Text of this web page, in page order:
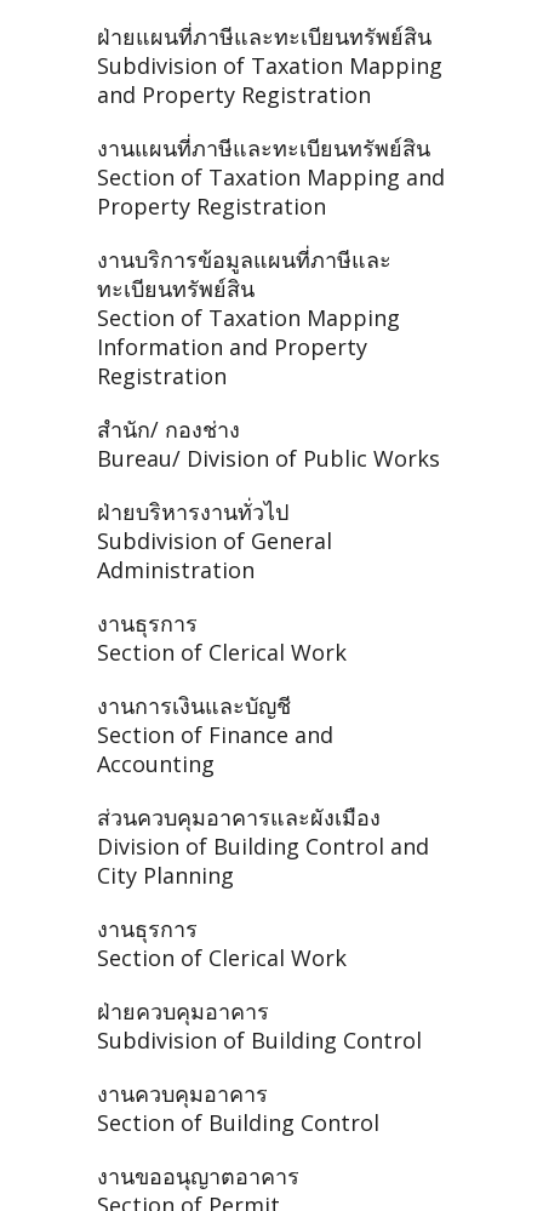
ฝ่ายแผนที่ภาษีและทะเบียนทรัพย์สิน
Subdivision of Taxation Mapping
and Property Registration
งานแผนที่ภาษีและทะเบียนทรัพย์สิน
Section of Taxation Mapping and
Property Registration
งานบริการข้อมูลแผนที่ภาษีและ
ทะเบียนทรัพย์สิน
Section of Taxation Mapping
Information and Property
Registration
สำนัก/ กองช่าง
Bureau/ Division of Public Works
ฝ่ายบริหารงานทั่วไป
Subdivision of General
Administration
งานธุรการ
Section of Clerical Work
งานการเงินและบัญชี
Section of Finance and
Accounting
ส่วนควบคุมอาคารและผังเมือง
Division of Building Control and
City Planning
งานธุรการ
Section of Clerical Work
ฝ่ายควบคุมอาคาร
Subdivision of Building Control
งานควบคุมอาคาร
Section of Building Control
งานขออนุญาตอาคาร